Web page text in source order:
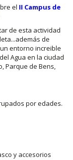
el II Campus de
de esta actividad
de
entorno increible
Agua en la ciudad
Parque de Bens,
por edades.
y accesorios